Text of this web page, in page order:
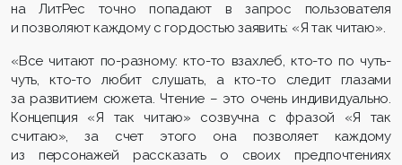
на ЛитРес точно попадают в запрос пользователя
и позволяют каждому с гордостью заявить: «Я так читаю».
«Все читают по-разному: кто-то взахлеб, кто-то по чуть-
чуть, кто-то любит слушать, а кто-то следит глазами
за развитием сюжета. Чтение – это очень индивидуально.
Концепция «Я так читаю» созвучна с фразой «Я так
считаю», за счет этого она позволяет каждому
из персонажей рассказать о своих предпочтениях